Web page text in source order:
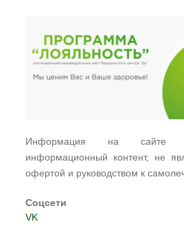
Информация на сайте
информационный контент, не
офертой и руководством к
Соцсети
VK